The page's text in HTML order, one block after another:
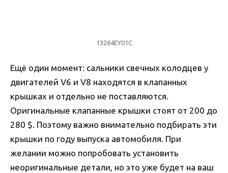
13264EY01C
Ещё один момент: сальники свечных колодцев у
двигателей V6 и V8 находятся в клапанных
крышках и отдельно не поставляются.
Оригинальные клапанные крышки стоят от 200 до
280 $. Поэтому важно внимательно подбирать эти
крышки по году выпуска автомобиля. При
желании можно попробовать установить
неоригинальные детали, но это уже будет на ваш